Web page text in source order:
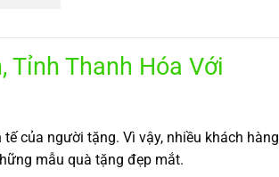
Tỉnh Thanh Hóa Với
của người tặng. Vì vậy, nhiều khách hàng
mẫu quà tặng đẹp mắt.